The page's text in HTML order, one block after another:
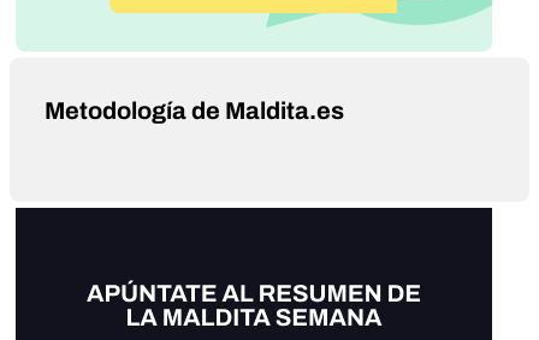
Metodología de Maldita.es